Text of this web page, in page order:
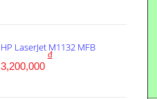
HP LaserJet M1132 MFB
3,200,000
đ